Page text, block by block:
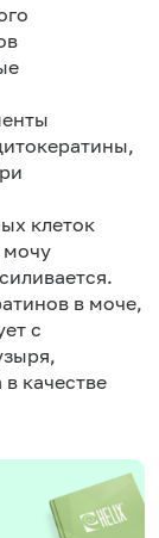
клеток
мочу
в моче,
с
качестве